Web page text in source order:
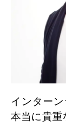
インター
本当に貴重